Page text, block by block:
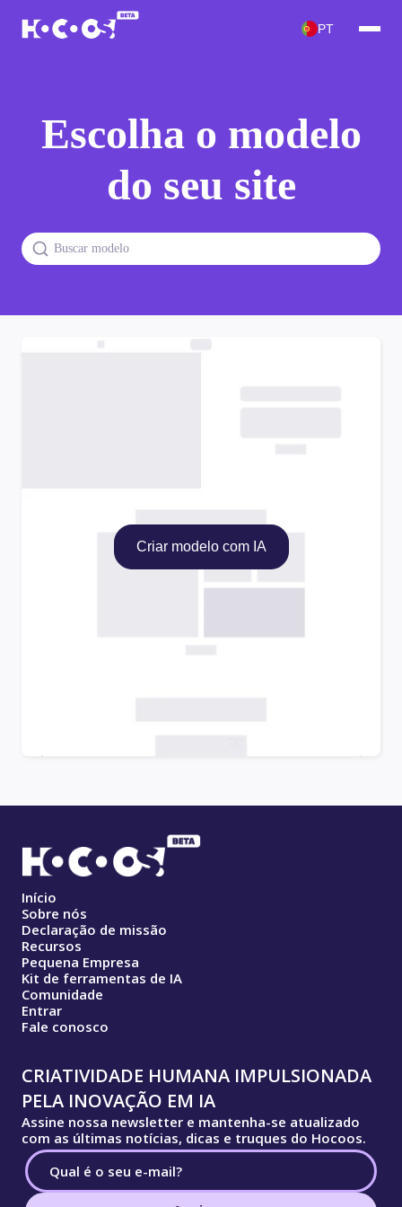
PT
Escolha o modelo
do seu site
Criar modelo com IA
Início
Sobre nós
Declaração de missão
Recursos
Pequena Empresa
Kit de ferramentas de IA
Comunidade
Entrar
Fale conosco
CRIATIVIDADE HUMANA IMPULSIONADA
PELA INOVAÇÃO EM IA
Assine nossa newsletter e mantenha-se atualizado
com as últimas notícias, dicas e truques do Hocoos.